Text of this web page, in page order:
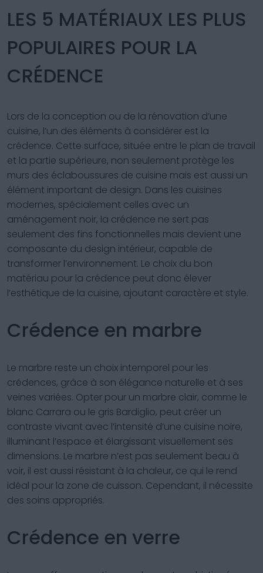
LES 5 MATÉRIAUX LES PLUS
POPULAIRES POUR LA
CRÉDENCE
Lors de la conception ou de la rénovation d’une
cuisine, l’un des éléments à considérer est la
crédence. Cette surface, située entre le plan de travail
et la partie supérieure, non seulement protège les
murs des éclaboussures de cuisine mais est aussi un
élément important de design. Dans les cuisines
modernes, spécialement celles avec un
aménagement noir, la crédence ne sert pas
seulement des fins fonctionnelles mais devient une
composante du design intérieur, capable de
transformer l’environnement. Le choix du bon
matériau pour la crédence peut donc élever
l’esthétique de la cuisine, ajoutant caractère et style.
Crédence en marbre
Le marbre reste un choix intemporel pour les
crédences, grâce à son élégance naturelle et à ses
veines variées. Opter pour un marbre clair, comme le
blanc Carrara ou le gris Bardiglio, peut créer un
contraste vivant avec l’intensité d’une cuisine noire,
illuminant l’espace et élargissant visuellement ses
dimensions. Le marbre n’est pas seulement beau à
voir, il est aussi résistant à la chaleur, ce qui le rend
idéal pour la zone de cuisson. Cependant, il nécessite
des soins appropriés.
Crédence en verre